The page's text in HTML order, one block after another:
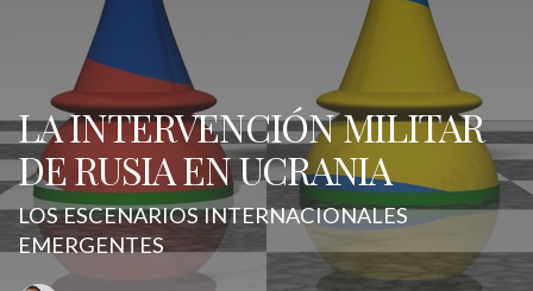
LA INTERVENCIÓN MILITAR
DE RUSIA EN UCRANIA
LOS ESCENARIOS INTERNACIONALES
EMERGENTES